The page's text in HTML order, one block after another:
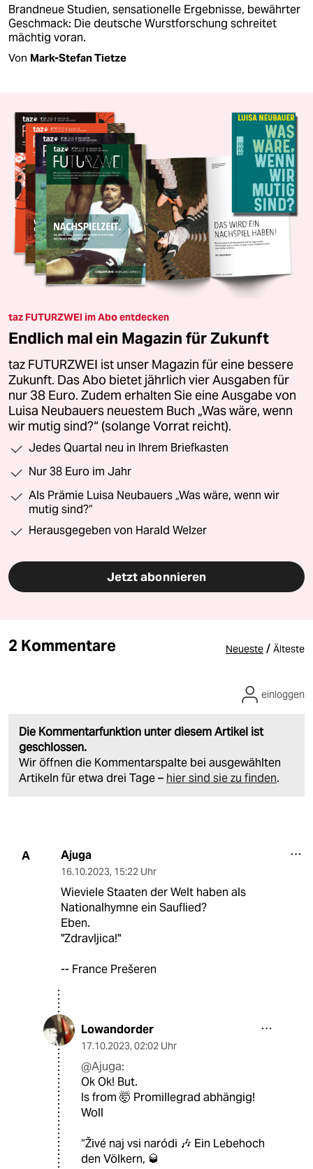
Brandneue Studien, sensationelle Ergebnisse, bewährter
Geschmack: Die deutsche Wurstforschung schreitet
mächtig voran.
Von Mark-Stefan Tietze
taz FUTURZWEI im Abo entdecken
Endlich mal ein Magazin für Zukunft
taz FUTURZWEI ist unser Magazin für eine bessere
Zukunft. Das Abo bietet jährlich vier Ausgaben für
nur 38 Euro. Zudem erhalten Sie eine Ausgabe von
Luisa Neubauers neuestem Buch „Was wäre, wenn
wir mutig sind?“ (solange Vorrat reicht).
Jedes Quartal neu in Ihrem Briefkasten
Nur 38 Euro im Jahr
Als Prämie Luisa Neubauers „Was wäre, wenn wir
mutig sind?“
Herausgegeben von Harald Welzer
Jetzt abonnieren
2 Kommentare Neueste / Älteste
Die Kommentarfunktion unter diesem Artikel ist
geschlossen.
Wir öffnen die Kommentarspalte bei ausgewählten
Artikeln für etwa drei Tage – hier sind sie zu finden.
einloggen
A Ajuga
16.10.2023, 15:22 Uhr
Wieviele Staaten der Welt haben als
Nationalhymne ein Sauflied?
Eben.
"Zdravljica!"
-- France Prešeren
Lowandorder
17.10.2023, 02:02 Uhr
@Ajuga:
Ok Ok! But.
Is from 🤯 Promillegrad abhängig!
Woll
“Živé naj vsi naródi 🎶 Ein Lebehoch
den Völkern, 🥃